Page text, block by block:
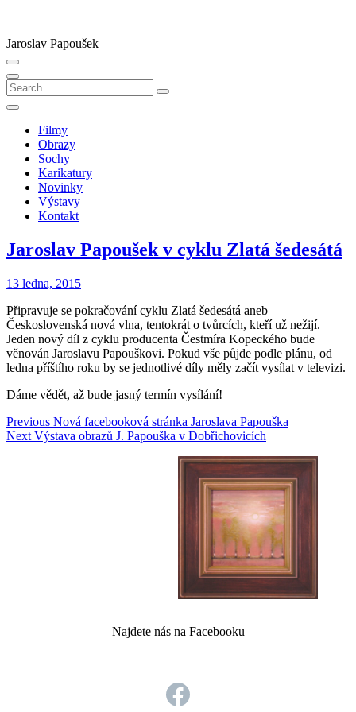
content
Jaroslav Papoušek
Search
…
Filmy
Obrazy
Sochy
Karikatury
Novinky
Výstavy
Kontakt
Jaroslav Papoušek v cyklu Zlatá šedesátá
13 ledna, 2015
Připravuje se pokračování cyklu Zlatá šedesátá aneb
Československá nová vlna, tentokrát o tvůrcích, kteří už nežijí.
Jeden nový díl z cyklu producenta Čestmíra Kopeckého bude
věnován Jaroslavu Papouškovi. Pokud vše půjde podle plánu, od
ledna příštího roku by se jednotlivé díly měly začít vysílat v televizi.
Dáme vědět, až bude jasný termín vysílání!
Navigace
pro
Previous Previous
post:
Nová facebooková stránka Jaroslava Papouška
Next Next
Výstava obrazů J. Papouška v Dobřichovicích
Najdete nás na Facebooku
Facebook